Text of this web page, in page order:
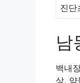
진단
남
백내
상, 약